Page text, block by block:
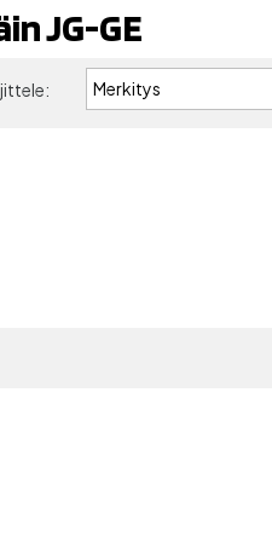
JG-GE
Merkitys